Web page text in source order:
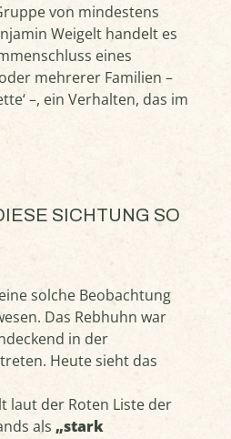
von mindestens
Weigelt handelt es
eines
mehrerer Familien –
–, ein Verhalten, das im
SICHTUNG SO
solche Beobachtung
Das Rebhuhn war
in der
Heute sieht das
laut der Roten Liste der
als „stark